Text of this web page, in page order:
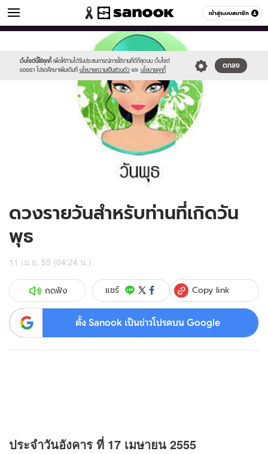
เข้าสู่ระบบสมาชิก
ดูดวง หมวดอื่นๆ
เว็บไซต์นี้ใช้คุกกี้ เพื่อให้ท่านได้รับประสบการณ์การใช้งานที่ดีที่สุดบน เว็บไซต์
ของเรา โปรดศึกษาเพิ่มเติมที่ นโยบายความเป็นส่วนตัว และ นโยบายคุกกี้
ตกลง
//s.isanook.com/sr/0/images/logo-
sanook.png
//s.isanook.com/ho/0/ud/5/27877/170-
ดวงรายวันสำหรับท่านที่เกิดวัน
พุธ
11 เม.ย. 55 (04:24 น.)
กดฟัง แชร์ Copy link
ตั้ง Sanook เป็นข่าวโปรดบน Google
ประจำวันอังคาร ที่ 17 เมษายน 2555